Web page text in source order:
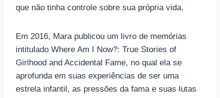
que não tinha controle sobre sua própria vida.
Em 2016, Mara publicou um livro de memórias
intitulado Where Am I Now?: True Stories of
Girlhood and Accidental Fame, no qual ela se
aprofunda em suas experiências de ser uma
estrela infantil, as pressões da fama e suas lutas